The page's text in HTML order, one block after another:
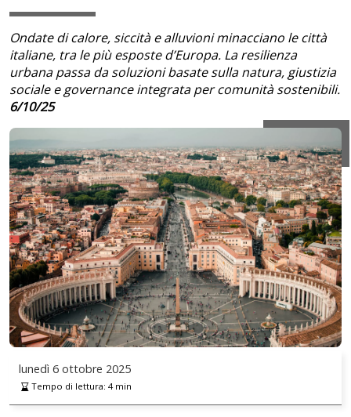
Ondate di calore, siccità e alluvioni minacciano le città
italiane, tra le più esposte d’Europa. La resilienza
urbana passa da soluzioni basate sulla natura, giustizia
sociale e governance integrata per comunità sostenibili.
6/10/25
lunedì 6 ottobre 2025
Tempo di lettura: 4min